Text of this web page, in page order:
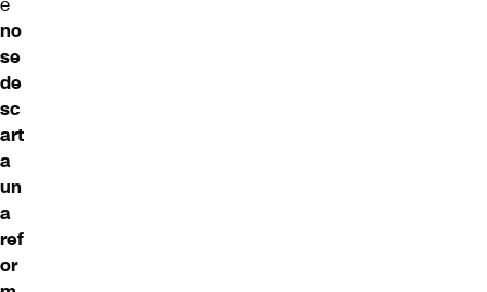
no
se
de
sc
art
a
un
a
ref
or